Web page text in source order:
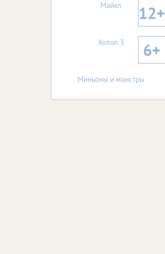
Майкл 12+
Холоп 3 6+
Миньоны и монстры